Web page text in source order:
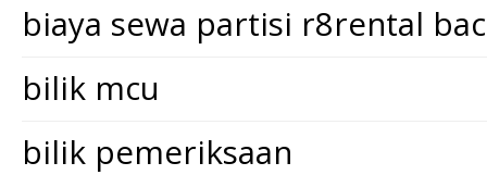
biaya sewa partisi r8rental
bilik mcu
bilik pemeriksaan